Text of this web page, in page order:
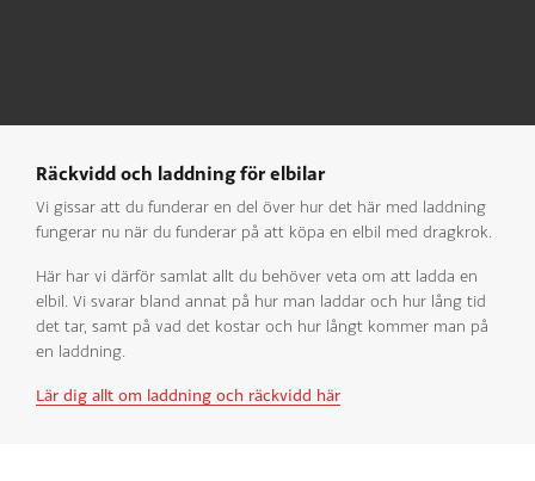
Räckvidd och laddning för elbilar
Vi gissar att du funderar en del över hur det här med laddning
fungerar nu när du funderar på att köpa en elbil med dragkrok.
Här har vi därför samlat allt du behöver veta om att ladda en
elbil. Vi svarar bland annat på hur man laddar och hur lång tid
det tar, samt på vad det kostar och hur långt kommer man på
en laddning.
Lär dig allt om laddning och räckvidd här